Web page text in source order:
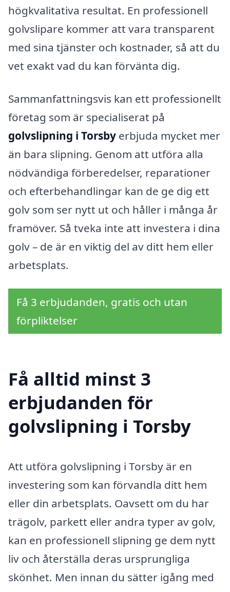
högkvalitativa resultat. En professionell
golvslipare kommer att vara transparent
med sina tjänster och kostnader, så att du
vet exakt vad du kan förvänta dig.
Sammanfattningsvis kan ett professionellt
företag som är specialiserat på
golvslipning i Torsby erbjuda mycket mer
än bara slipning. Genom att utföra alla
nödvändiga förberedelser, reparationer
och efterbehandlingar kan de ge dig ett
golv som ser nytt ut och håller i många år
framöver. Så tveka inte att investera i dina
golv – de är en viktig del av ditt hem eller
arbetsplats.
Få 3 erbjudanden, gratis och utan
förpliktelser
Få alltid minst 3
erbjudanden för
golvslipning i Torsby
Att utföra golvslipning i Torsby är en
investering som kan förvandla ditt hem
eller din arbetsplats. Oavsett om du har
trägolv, parkett eller andra typer av golv,
kan en professionell slipning ge dem nytt
liv och återställa deras ursprungliga
skönhet. Men innan du sätter igång med